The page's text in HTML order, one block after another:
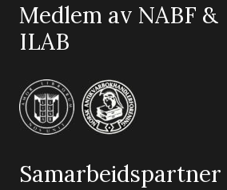
Medlem av NABF &
ILAB
Samarbeidspartner